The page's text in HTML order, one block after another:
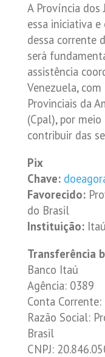
A Província dos
essa iniciativa
dessa corrente
será
assistência
Venezuela,
Provinciais da
(Cpal), por meio
contribuir das
Pix
Chave:
Favorecido:
do Brasil
Instituição:Itaú
Transferência
Banco Itaú
Agência: 0389
Conta
Razão Social:
Brasil
CNPJ: